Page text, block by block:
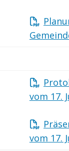
vom 17.
vom 17.